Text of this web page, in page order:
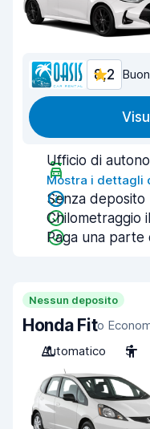
8,2
Ufficio di
Mostra i dettagli
Senza deposito
Chilometraggio
Paga una parte
Nessun deposito
Honda Fito
Automatico
5